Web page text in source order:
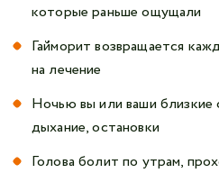
которые раньше ощущали
Гайморит возвращается
на лечение
Ночью вы или ваши
дыхание, остановки
Голова болит по утрам,